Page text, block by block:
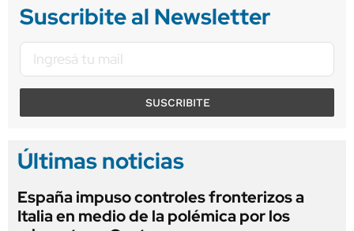
Suscribite al Newsletter
SUSCRIBITE
Últimas noticias
España impuso controles fronterizos a
Italia en medio de la polémica por los